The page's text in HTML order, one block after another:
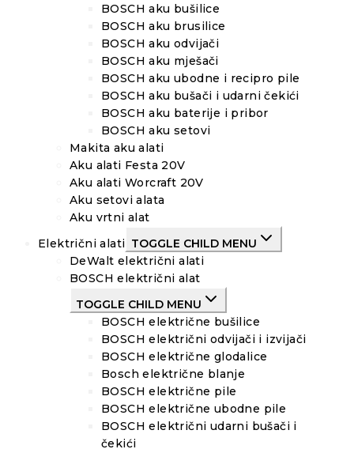
BOSCH aku bušilice
BOSCH aku brusilice
BOSCH aku odvijači
BOSCH aku mješači
BOSCH aku ubodne i recipro pile
BOSCH aku bušači i udarni čekići
BOSCH aku baterije i pribor
BOSCH aku setovi
Makita aku alati
Aku alati Festa 20V
Aku alati Worcraft 20V
Aku setovi alata
Aku vrtni alat
Električni alati TOGGLE CHILD MENU
DeWalt električni alati
BOSCH električni alat
TOGGLE CHILD MENU
BOSCH električne bušilice
BOSCH električni odvijači i izvijači
BOSCH električne glodalice
Bosch električne blanje
BOSCH električne pile
BOSCH električne ubodne pile
BOSCH električni udarni bušači i
čekići